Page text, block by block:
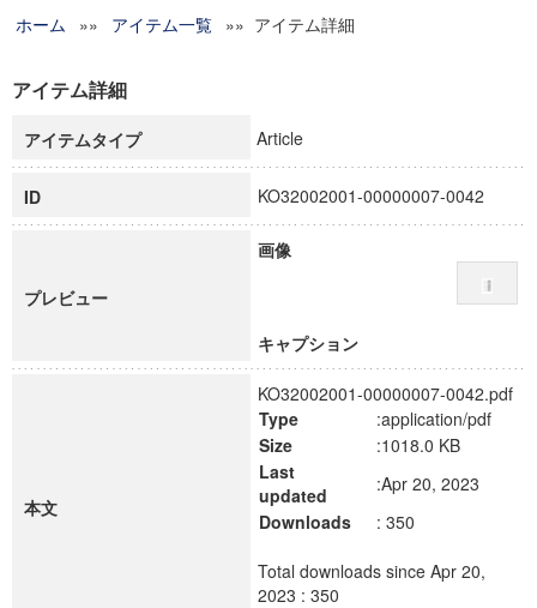
グローバルリサーチインスティテュート
科学研究費補助金研究成果報告書
慶應義塾大学グローバルCOEプログラム市民社会ガバナンス
慶應義塾大学グローバルCOEプログラム論理と感性の先端的
博士課程教育リーディングプログラム「超成熟社会発展のサ
学術雑誌掲載論文等(8)
ホーム »» アイテム一覧 »» アイテム詳細
アイテム詳細
アイテムタイプ Article
ID KO32002001-00000007-0042
プレビュー
画像
キャプション
本文
KO32002001-00000007-0042.pdf
Type
:application/pdf
Size
:1018.0 KB
Last
updated
:Apr 20, 2023
Downloads
: 350
Total downloads since Apr 20,
2023 : 350